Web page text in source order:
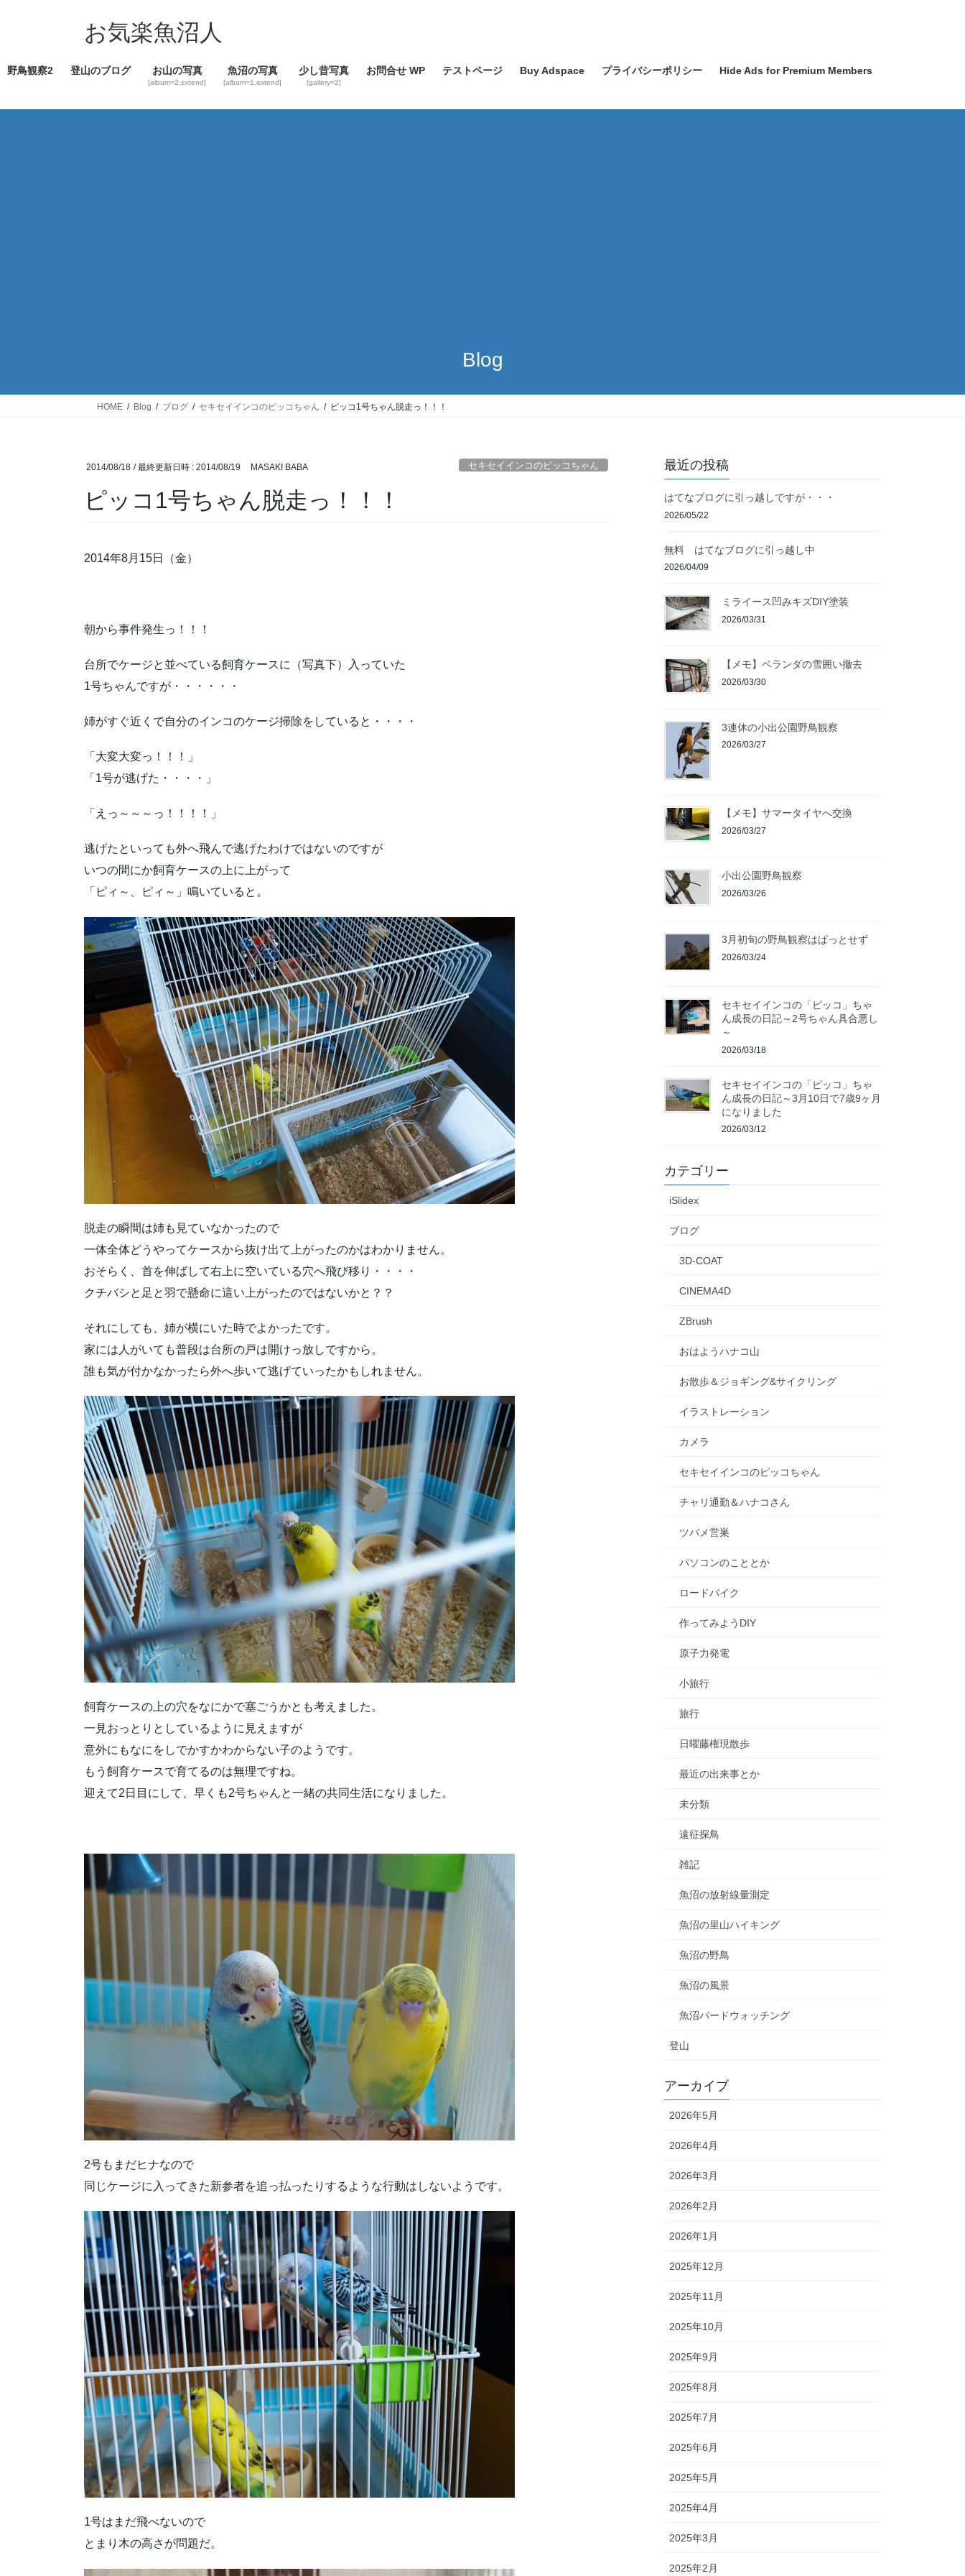
ツ
ス
シ
ン
お気楽魚沼人
野鳥観察2 登山のブログ お山の写真
[album=2,extend]
魚沼の写真
[album=1,extend]
少し昔写真
[gallery=2]
お問合せ WP テストページ Buy Adspace プライバシーポリシー Hide Ads for Premium Members
Blog
HOME Blog ブログ セキセイインコのピッコちゃん ピッコ1号ちゃん脱走っ！！！
2014/08/18 / 最終更新日時 : 2014/08/19 MASAKI BABA セキセイインコのピッコちゃん
ピッコ1号ちゃん脱走っ！！！
2014年8月15日（金）
朝から事件発生っ！！！
台所でケージと並べている飼育ケースに（写真下）入っていた
1号ちゃんですが・・・・・・
姉がすぐ近くで自分のインコのケージ掃除をしていると・・・・
「大変大変っ！！！」
「1号が逃げた・・・・」
「えっ～～～っ！！！！」
逃げたといっても外へ飛んで逃げたわけではないのですが
いつの間にか飼育ケースの上に上がって
「ピィ～、ピィ～」鳴いていると。
脱走の瞬間は姉も見ていなかったので
一体全体どうやってケースから抜け出て上がったのかはわかりません。
おそらく、首を伸ばして右上に空いている穴へ飛び移り・・・・
クチバシと足と羽で懸命に這い上がったのではないかと？？
それにしても、姉が横にいた時でよかったです。
家には人がいても普段は台所の戸は開けっ放しですから。
誰も気が付かなかったら外へ歩いて逃げていったかもしれません。
飼育ケースの上の穴をなにかで塞ごうかとも考えました。
一見おっとりとしているように見えますが
意外にもなにをしでかすかわからない子のようです。
もう飼育ケースで育てるのは無理ですね。
迎えて2日目にして、早くも2号ちゃんと一緒の共同生活になりました。
2号もまだヒナなので
同じケージに入ってきた新参者を追っ払ったりするような行動はしないようです。
1号はまだ飛べないので
とまり木の高さが問題だ。
最近の投稿
はてなブログに引っ越しですが・・・
2026/05/22
無料 はてなブログに引っ越し中
2026/04/09
ミライース凹みキズDIY塗装
2026/03/31
【メモ】ベランダの雪囲い撤去
2026/03/30
3連休の小出公園野鳥観察
2026/03/27
【メモ】サマータイヤへ交換
2026/03/27
小出公園野鳥観察
2026/03/26
3月初旬の野鳥観察はぱっとせず
2026/03/24
セキセイインコの「ピッコ」ちゃ
ん成長の日記～2号ちゃん具合悪し
～
2026/03/18
セキセイインコの「ピッコ」ちゃ
ん成長の日記～3月10日で7歳9ヶ月
になりました
2026/03/12
カテゴリー
iSlidex
ブログ
3D-COAT
CINEMA4D
ZBrush
おはようハナコ山
お散歩＆ジョギング&サイクリング
イラストレーション
カメラ
セキセイインコのピッコちゃん
チャリ通勤＆ハナコさん
ツバメ営巣
パソコンのこととか
ロードバイク
作ってみようDIY
原子力発電
小旅行
旅行
日曜藤権現散歩
最近の出来事とか
未分類
遠征探鳥
雑記
魚沼の放射線量測定
魚沼の里山ハイキング
魚沼の野鳥
魚沼の風景
魚沼バードウォッチング
登山
アーカイブ
2026年5月
2026年4月
2026年3月
2026年2月
2026年1月
2025年12月
2025年11月
2025年10月
2025年9月
2025年8月
2025年7月
2025年6月
2025年5月
2025年4月
2025年3月
2025年2月